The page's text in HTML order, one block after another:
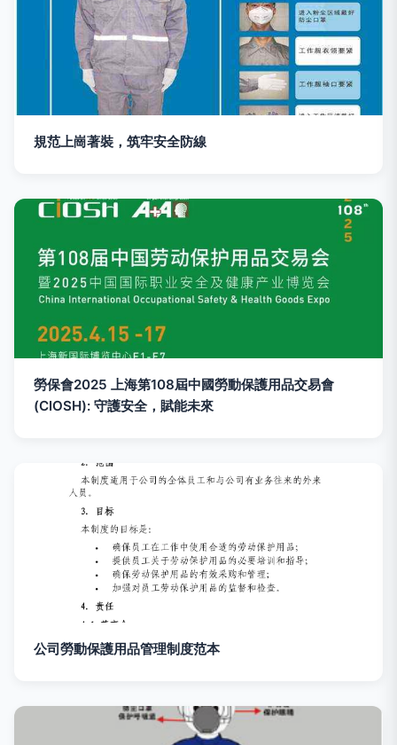
規范上崗著裝，筑牢安全防線
勞保會2025 上海第108屆中國勞動保護用品交易會
(CIOSH): 守護安全，賦能未來
公司勞動保護用品管理制度范本